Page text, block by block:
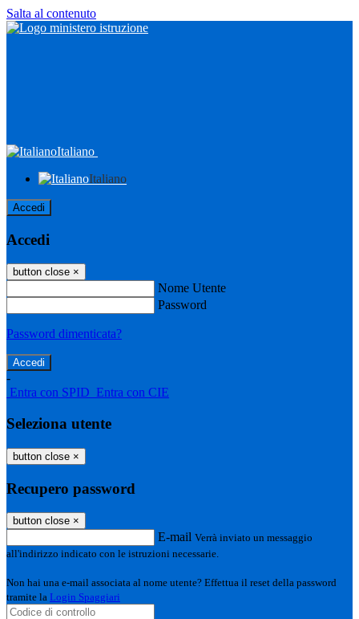
Salta al contenuto
Italiano
Italiano
Accedi
Accedi
button close ×
Nome Utente
Password
Password dimenticata?
-
Entra con SPID Entra con CIE
Seleziona utente
button close ×
Recupero password
button close ×
E-mail Verrà inviato un messaggio
all'indirizzo indicato con le istruzioni necessarie.
Non hai una e-mail associata al nome utente? Effettua il reset della password
tramite la Login Spaggiari